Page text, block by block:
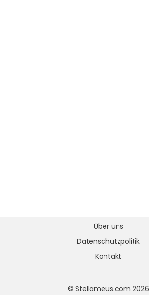
© Stellameus.com 2026
Über uns
Datenschutzpolitik
Kontakt